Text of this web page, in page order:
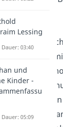
Sänger und
freundet sich
weiß vom
spukenden
selbst betroffen
verlässt Lucca
Lessing
03:40
und
Kinder -
05:09